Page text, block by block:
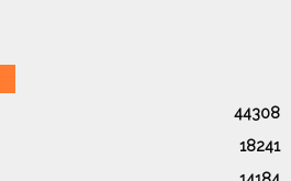
44308
18241